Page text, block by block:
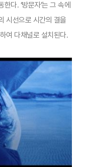
다. ‘방문자’는 그 속에
시선으로 시간의 결을
여 다채널로 설치된다.